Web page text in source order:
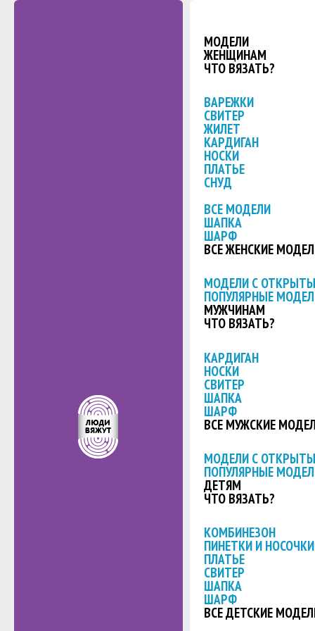
МОДЕЛИ
ЖЕНЩИНАМ
ЧТО ВЯЗАТЬ?
ВАРЕЖКИ
СВИТЕР
ЖИЛЕТ
КАРДИГАН
НОСКИ
ПЛАТЬЕ
СНУД
ВСЕ МОДЕЛИ
ШАПКА
ШАРФ
ВСЕ ЖЕНСКИЕ
МОДЕЛИ С
ПОПУЛЯРНЫЕ
МУЖЧИНАМ
ЧТО ВЯЗАТЬ?
КАРДИГАН
НОСКИ
СВИТЕР
ШАПКА
ШАРФ
ВСЕ МУЖСКИЕ
МОДЕЛИ С
ПОПУЛЯРНЫЕ
ДЕТЯМ
ЧТО ВЯЗАТЬ?
КОМБИНЕЗОН
ПИНЕТКИ И НОСОЧКИ
ПЛАТЬЕ
СВИТЕР
ШАПКА
ШАРФ
ВСЕ ДЕТСКИЕ